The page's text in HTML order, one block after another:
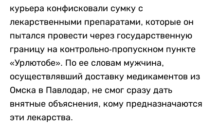
курьера конфисковали сумку с
лекарственными препаратами, которые он
пытался провести через государственную
границу на контрольно-пропускном пункте
«Урлютобе». По ее словам мужчина,
осуществлявший доставку медикаментов из
Омска в Павлодар, не смог сразу дать
внятные объяснения, кому предназначаются
эти лекарства.